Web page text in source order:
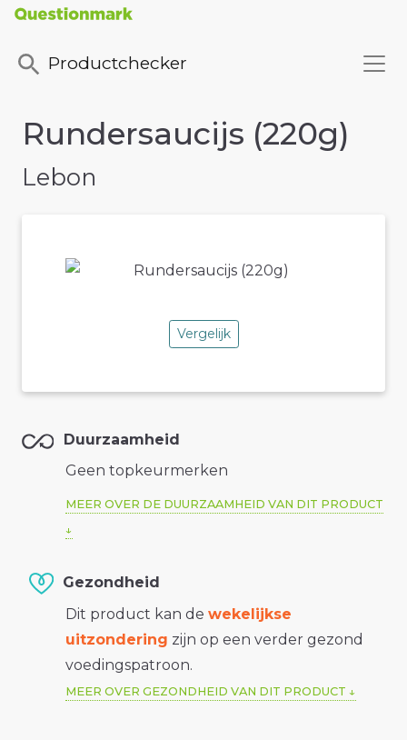
Productchecker
Rundersaucijs (220g)
Lebon
Vergelijk
Duurzaamheid
Geen topkeurmerken
MEER OVER DE DUURZAAMHEID VAN DIT PRODUCT
Gezondheid
Dit product kan de wekelijkse
uitzondering zijn op een verder gezond
voedingspatroon.
MEER OVER GEZONDHEID VAN DIT PRODUCT